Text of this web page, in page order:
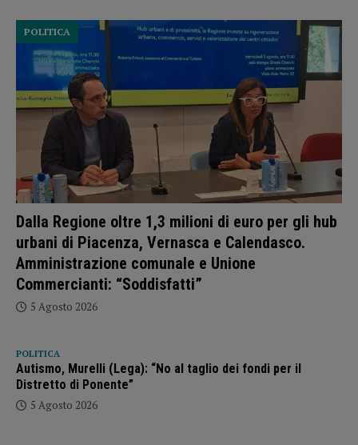
Dalla Regione oltre 1,3 milioni di euro per gli hub
urbani di Piacenza, Vernasca e Calendasco.
Amministrazione comunale e Unione
Commercianti: “Soddisfatti”
POLITICA
5 Agosto 2026
POLITICA
Autismo, Murelli (Lega): “No al taglio dei fondi per il
Distretto di Ponente”
5 Agosto 2026